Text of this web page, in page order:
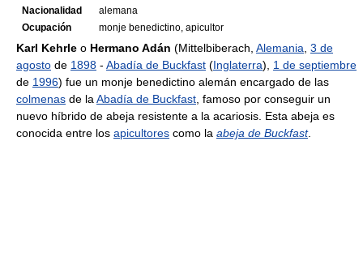
Nacionalidad
alemana
Ocupación
monje benedictino, apicultor
Karl Kehrle o Hermano Adán (Mittelbiberach, Alemania 3 de
agosto de 1898 - Abadía de Buckfast (Inglaterra), 1 de septiembre
de 1996) fue un monje benedictino alemán encargado de las
colmenas de la Abadía de Buckfast , famoso por conseguir un
nuevo híbrido de abeja resistente a la acariosis. Esta abeja es
conocida entre los apicultores como la abeja de Buckfast.